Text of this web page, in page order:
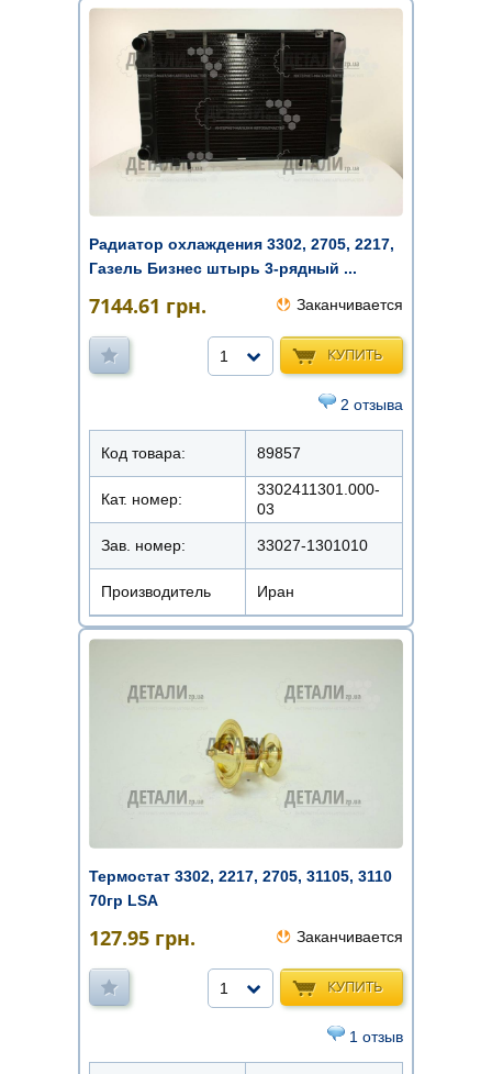
Радиатор охлаждения 3302, 2705, 2217,
Газель Бизнес штырь 3-рядный ...
7144.61 грн. Заканчивается
КУПИТЬ
1
2 отзыва
Код товара: 89857
Кат. номер:
3302411301.000-
03
Зав. номер: 33027-1301010
Производитель Иран
Термостат 3302, 2217, 2705, 31105, 3110
70гр LSA
127.95 грн. Заканчивается
КУПИТЬ
1
1 отзыв